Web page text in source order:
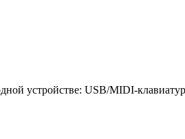
устройстве: USB/MIDI-